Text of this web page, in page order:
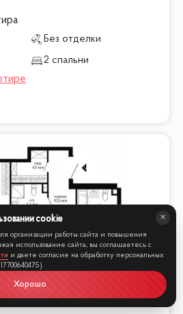
Без отделки
2 спальни
cookie
организации работы сайта и повышения
использование сайта, вы соглашаетесь с
и даете согласие на обработку персональных
Хорошо